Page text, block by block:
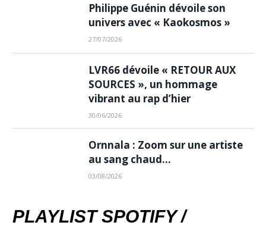
Philippe Guénin dévoile son
univers avec « Kaokosmos »
27/07/2026
LVR66 dévoile « RETOUR AUX
SOURCES », un hommage
vibrant au rap d’hier
30/06/2026
Ornnala : Zoom sur une artiste
au sang chaud…
03/08/2026
PLAYLIST SPOTIFY /